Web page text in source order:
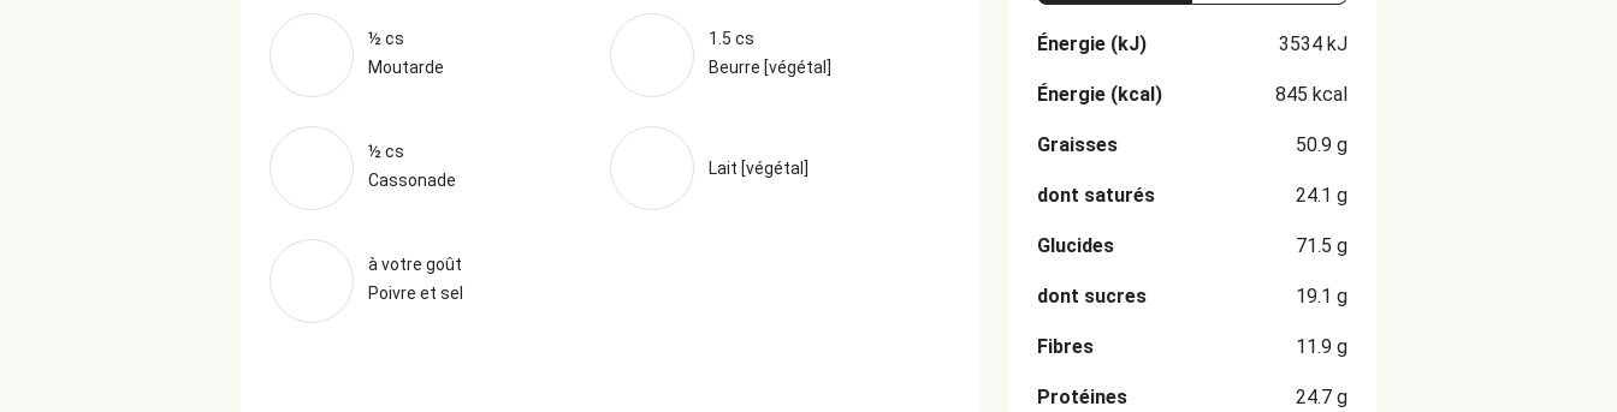
½ cs
Moutarde
1.5 cs
Beurre [végétal]
½ cs
Cassonade
Lait [végétal]
à votre goût
Poivre et sel
Énergie (kJ) 3534 kJ
Énergie (kcal) 845 kcal
Graisses 50.9 g
dont saturés 24.1 g
Glucides 71.5 g
dont sucres 19.1 g
Fibres 11.9 g
Protéines 24.7 g